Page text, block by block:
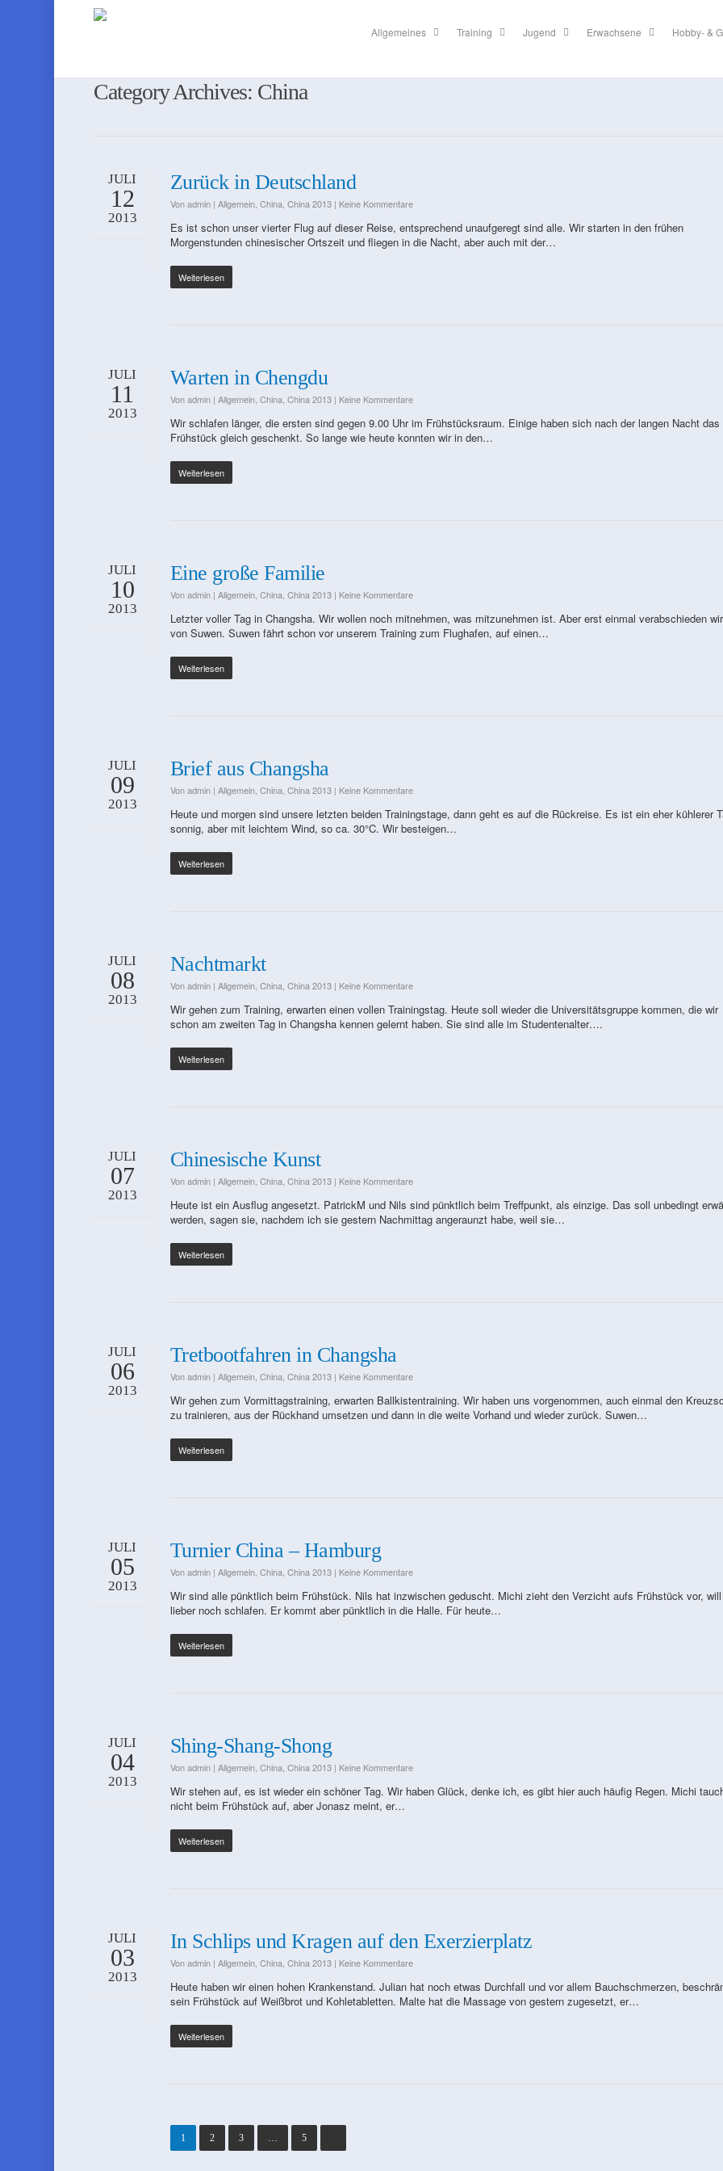
Allgemeines Training Jugend Erwachsene Hobby- &
Category Archives: China
JULI
12
2013
Zurück in Deutschland
Vonadmin | Allgemein, China, China 2013 | Keine Kommentare
Es ist schon unser vierter Flug auf dieser Reise, entsprechend unaufgeregt sind alle. Wir starten in den frühen
Morgenstunden chinesischer Ortszeit und fliegen in die Nacht, aber auch mit der…
Weiterlesen
JULI
11
2013
Warten in Chengdu
Vonadmin | Allgemein, China, China 2013 | Keine Kommentare
Wir schlafen länger, die ersten sind gegen 9.00 Uhr im Frühstücksraum. Einige haben sich nach der langen Nacht das
Frühstück gleich geschenkt. So lange wie heute konnten wir in den…
Weiterlesen
JULI
10
2013
Eine große Familie
Vonadmin | Allgemein, China, China 2013 | Keine Kommentare
Letzter voller Tag in Changsha. Wir wollen noch mitnehmen, was mitzunehmen ist. Aber erst einmal verabschieden
von Suwen. Suwen fährt schon vor unserem Training zum Flughafen, auf einen…
Weiterlesen
JULI
09
2013
Brief aus Changsha
Vonadmin | Allgemein, China, China 2013 | Keine Kommentare
Heute und morgen sind unsere letzten beiden Trainingstage, dann geht es auf die Rückreise. Es ist ein eher kühlerer
sonnig, aber mit leichtem Wind, so ca. 30°C. Wir besteigen…
Weiterlesen
JULI
08
2013
Nachtmarkt
Vonadmin | Allgemein, China, China 2013 | Keine Kommentare
Wir gehen zum Training, erwarten einen vollen Trainingstag. Heute soll wieder die Universitätsgruppe kommen, die wir
schon am zweiten Tag in Changsha kennen gelernt haben. Sie sind alle im Studentenalter….
Weiterlesen
JULI
07
2013
Chinesische Kunst
Vonadmin | Allgemein, China, China 2013 | Keine Kommentare
Heute ist ein Ausflug angesetzt. PatrickM und Nils sind pünktlich beim Treffpunkt, als einzige. Das soll unbedingt
werden, sagen sie, nachdem ich sie gestern Nachmittag angeraunzt habe, weil sie…
Weiterlesen
JULI
06
2013
Tretbootfahren in Changsha
Vonadmin | Allgemein, China, China 2013 | Keine Kommentare
Wir gehen zum Vormittagstraining, erwarten Ballkistentraining. Wir haben uns vorgenommen, auch einmal den
zu trainieren, aus der Rückhand umsetzen und dann in die weite Vorhand und wieder zurück. Suwen…
Weiterlesen
JULI
05
2013
Turnier China – Hamburg
Vonadmin | Allgemein, China, China 2013 | Keine Kommentare
Wir sind alle pünktlich beim Frühstück. Nils hat inzwischen geduscht. Michi zieht den Verzicht aufs Frühstück vor, will
lieber noch schlafen. Er kommt aber pünktlich in die Halle. Für heute…
Weiterlesen
JULI
04
2013
Shing-Shang-Shong
Vonadmin | Allgemein, China, China 2013 | Keine Kommentare
Wir stehen auf, es ist wieder ein schöner Tag. Wir haben Glück, denke ich, es gibt hier auch häufig Regen. Michi
nicht beim Frühstück auf, aber Jonasz meint, er…
Weiterlesen
JULI
03
2013
In Schlips und Kragen auf den Exerzierplatz
Vonadmin | Allgemein, China, China 2013 | Keine Kommentare
Heute haben wir einen hohen Krankenstand. Julian hat noch etwas Durchfall und vor allem Bauchschmerzen,
sein Frühstück auf Weißbrot und Kohletabletten. Malte hat die Massage von gestern zugesetzt, er…
Weiterlesen
1 2 3 … 5